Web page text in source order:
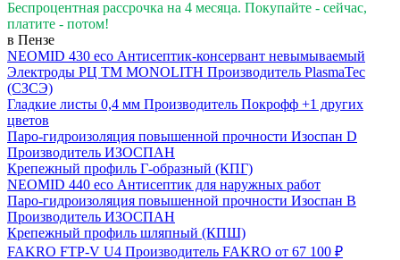
Беспроцентная рассрочка на 4 месяца. Покупайте - сейчас,
платите - потом!
в Пензе
NEOMID 430 eco Антисептик-консервант невымываемый
Электроды РЦ ТМ MONOLITH Производитель PlasmaTec
(СЗСЭ)
Гладкие листы 0,4 мм Производитель Покрофф +1 других
цветов
Паро-гидроизоляция повышенной прочности Изоспан D
Производитель ИЗОСПАН
Крепежный профиль Г-образный (КПГ)
NEOMID 440 eco Антисептик для наружных работ
Паро-гидроизоляция повышенной прочности Изоспан B
Производитель ИЗОСПАН
Крепежный профиль шляпный (КПШ)
FAKRO FTP-V U4 Производитель FAKRO от 67 100 ₽